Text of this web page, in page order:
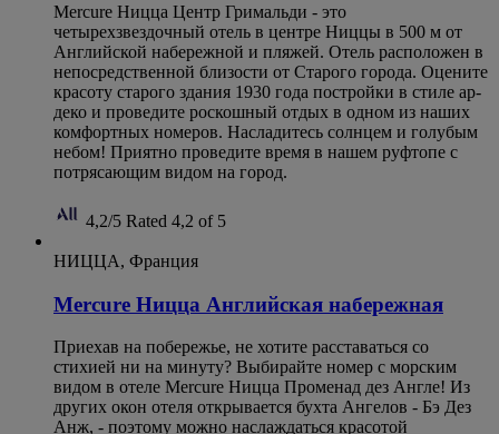
Mercure Ницца Центр Гримальди - это
четырехзвездочный отель в центре Ниццы в 500 м от
Английской набережной и пляжей. Отель расположен в
непосредственной близости от Старого города. Оцените
красоту старого здания 1930 года постройки в стиле ар-
деко и проведите роскошный отдых в одном из наших
комфортных номеров. Насладитесь солнцем и голубым
небом! Приятно проведите время в нашем руфтопе с
потрясающим видом на город.
4,2/5 Rated 4,2 of 5
НИЦЦА, Франция
Mercure Ницца Английская набережная
Приехав на побережье, не хотите расставаться со
стихией ни на минуту? Выбирайте номер с морским
видом в отеле Mercure Ницца Променад дез Англе! Из
других окон отеля открывается бухта Ангелов - Бэ Дез
Анж, - поэтому можно наслаждаться красотой